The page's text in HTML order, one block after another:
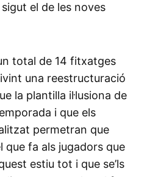
el de les noves
total de 14 fitxatges
una reestructuració
la plantilla il·lusiona de
i que els
permetran que
que fa als jugadors que
estiu tot i que se’ls